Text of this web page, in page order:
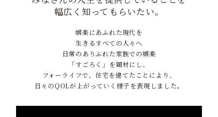
幅広く知ってもらいたい。
娯楽にあふれた現代を
生きるすべての人々へ
日常のありふれた家族での娯楽
「すごろく」を題材にし、
フォーライフで、住宅を建てたことにより、
日々のQOLが上がっていく様子を表現しました。